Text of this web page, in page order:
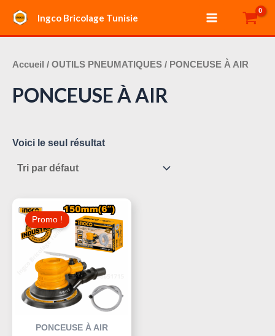
contenu
Ingco Bricolage Tunisie
Main
Menu
Accueil / OUTILS PNEUMATIQUES / PONCEUSE À AIR
PONCEUSE À AIR
Voici le seul résultat
Promo !
PONCEUSE À AIR
Le
Prix
Initial
Était :
150,000 د.ت.
Le
Actuel
Est :